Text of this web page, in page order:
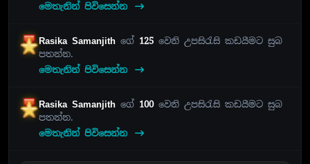
මෙතැනින් පිවිසෙන්න
Rasika Samanjithගේ 125 වෙනි උපසිරැසි කඩයීමට සුබ
පතන්න.
මෙතැනින් පිවිසෙන්න
Rasika Samanjithගේ 100වෙනි උපසිරැසි කඩයීමට සුබ
පතන්න.
මෙතැනින් පිවිසෙන්න